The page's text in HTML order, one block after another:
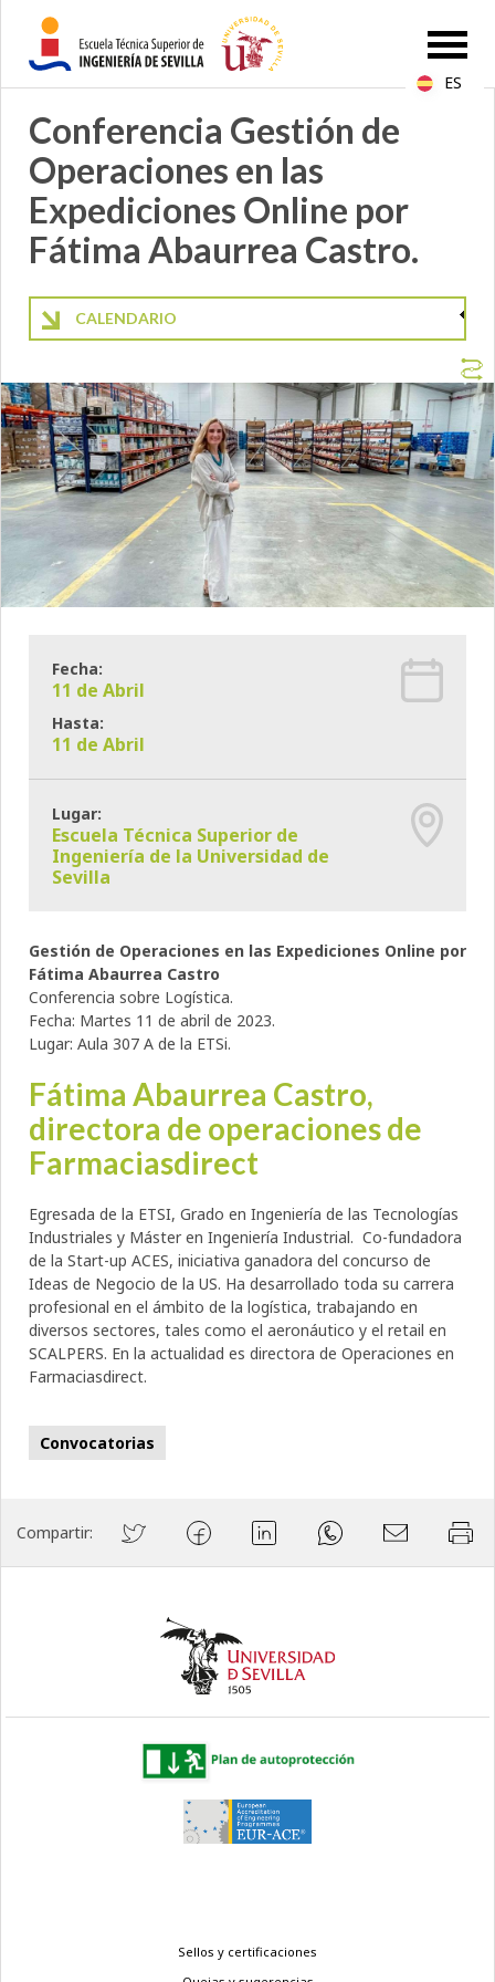
Conferencia Gestión de
Operaciones en las
Expediciones Online por
Fátima Abaurrea Castro.
Fecha:
11 de Abril
Hasta:
11 de Abril
Lugar:
Escuela Técnica Superior de
Ingeniería de la Universidad de
Sevilla
Gestión de Operaciones en las Expediciones Online por
Fátima Abaurrea Castro
Conferencia sobre Logística.
Fecha: Martes 11 de abril de 2023.
Lugar: Aula 307 A de la ETSi.
Fátima Abaurrea Castro,
directora de operaciones de
Farmaciasdirect
Egresada de la ETSI, Grado en Ingeniería de las Tecnologías
Industriales y Máster en Ingeniería Industrial. Co-fundadora
de la Start-up ACES, iniciativa ganadora del concurso de
Ideas de Negocio de la US. Ha desarrollado toda su carrera
profesional en el ámbito de la logística, trabajando en
diversos sectores, tales como el aeronáutico y el retail en
SCALPERS. En la actualidad es directora de Operaciones en
Farmaciasdirect.
Convocatorias
Compartir:
CALENDARIO
Sellos y certificaciones
ES